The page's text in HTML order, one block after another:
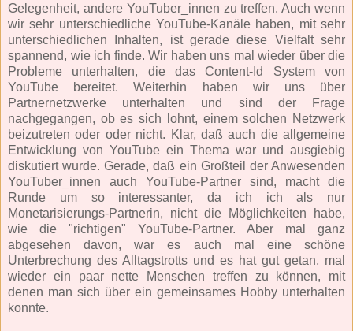
Gelegenheit, andere YouTuber_innen zu treffen. Auch wenn
wir sehr unterschiedliche YouTube-Kanäle haben, mit sehr
unterschiedlichen Inhalten, ist gerade diese Vielfalt sehr
spannend, wie ich finde. Wir haben uns mal wieder über die
Probleme unterhalten, die das Content-Id System von
YouTube bereitet. Weiterhin haben wir uns über
Partnernetzwerke unterhalten und sind der Frage
nachgegangen, ob es sich lohnt, einem solchen Netzwerk
beizutreten oder oder nicht. Klar, daß auch die allgemeine
Entwicklung von YouTube ein Thema war und ausgiebig
diskutiert wurde. Gerade, daß ein Großteil der Anwesenden
YouTuber_innen auch YouTube-Partner sind, macht die
Runde um so interessanter, da ich ich als nur
Monetarisierungs-Partnerin, nicht die Möglichkeiten habe,
wie die "richtigen" YouTube-Partner. Aber mal ganz
abgesehen davon, war es auch mal eine schöne
Unterbrechung des Alltagstrotts und es hat gut getan, mal
wieder ein paar nette Menschen treffen zu können, mit
denen man sich über ein gemeinsames Hobby unterhalten
konnte.